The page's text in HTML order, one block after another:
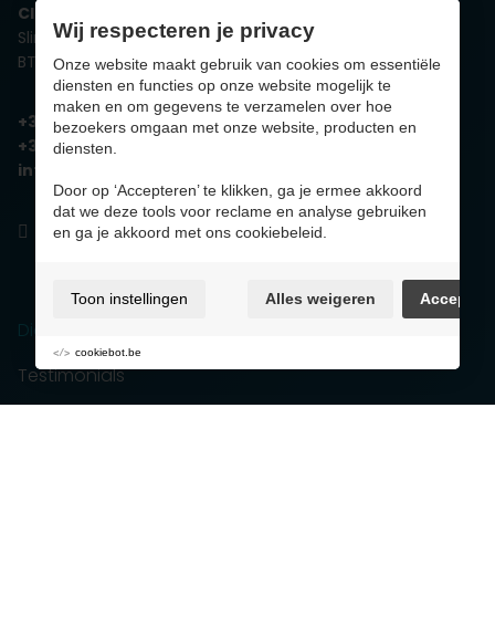
Clean Minds
Slingerweg 4, 3600 Genk
BTW BE0732.913.390
+32 89 629 324
+32 485 55 55 62
info@cleanminds.be
Diensten
Testimonials
Wij respecteren je privacy
Onze website maakt gebruik van cookies om essentiële
diensten en functies op onze website mogelijk te
maken en om gegevens te verzamelen over hoe
bezoekers omgaan met onze website, producten en
diensten.
Door op ‘Accepteren’ te klikken, ga je ermee akkoord
dat we deze tools voor reclame en analyse gebruiken
en ga je akkoord met ons cookiebeleid.
Toon instellingen Alles weigeren
cookiebot.be